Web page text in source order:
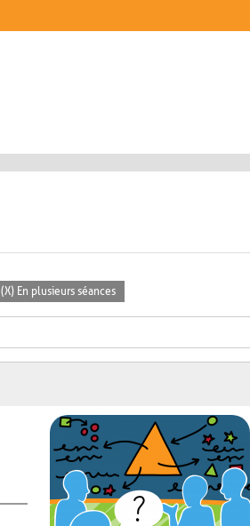
(X) En plusieurs séances